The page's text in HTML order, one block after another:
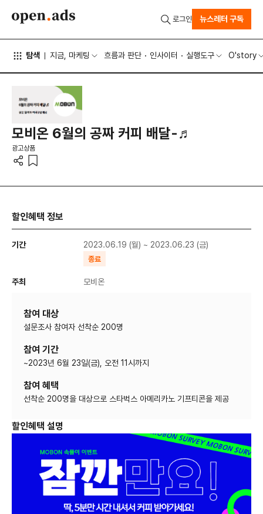
탐색 지금, 마케팅 흐름과 판단 인사이터 실행도구 O'story
로그인 뉴스레터 구독
모비온 6월의 공짜 커피 배달-♬
광고상품
할인혜택 정보
기간 2023.06.19 (월) ~ 2023.06.23 (금)
종료
주최 모비온
참여 대상
설문조사 참여자 선착순 200명
참여 기간
~2023년 6월 23일(금), 오전 11시까지
참여 혜택
선착순 200명을 대상으로 스타벅스 아메리카노 기프티콘을 제공
할인혜택 설명